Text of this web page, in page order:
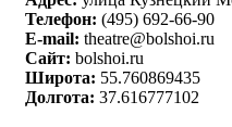
Телефон: (495) 692-66-90
E-mail: theatre@bolshoi.ru
Сайт: bolshoi.ru
Широта: 55.760869435
Долгота: 37.616777102